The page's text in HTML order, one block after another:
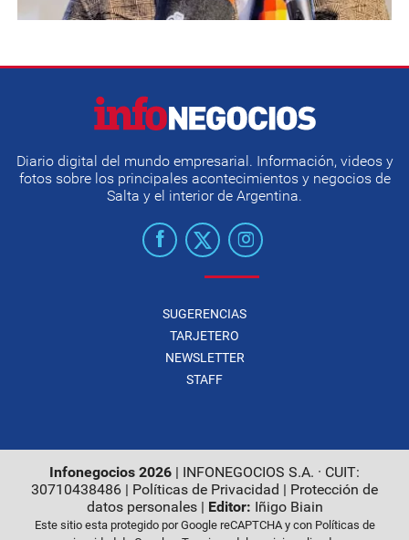
Diario digital del mundo empresarial. Información, videos y
fotos sobre los principales acontecimientos y negocios de
Salta y el interior de Argentina.
SUGERENCIAS
TARJETERO
NEWSLETTER
STAFF
Infonegocios 2026 | INFONEGOCIOS S.A. · CUIT:
30710438486 | Políticas de Privacidad | Protección de
datos personales| Editor: Iñigo Biain
Este sitio esta protegido por Google reCAPTCHA y con Políticas de